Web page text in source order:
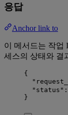
응답
Anchor link to
이 메서드는 작업
세스의 상태와 결
{
"status" :
}